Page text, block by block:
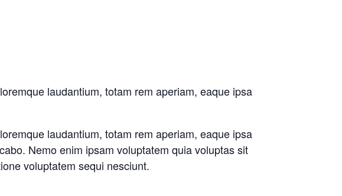
laudantium, totam rem aperiam, eaque ipsa
laudantium, totam rem aperiam, eaque ipsa
Nemo enim ipsam voluptatem quia voluptas sit
voluptatem sequi nesciunt.